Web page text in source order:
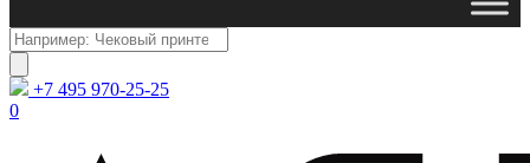
Поиск
товаров
+7 495 970-25-25
0